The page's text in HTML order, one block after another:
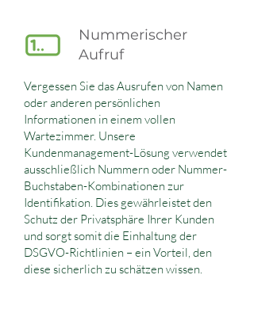
Nummerischer
Aufruf
Vergessen Sie das Ausrufen von Namen
oder anderen persönlichen
Informationen in einem vollen
Wartezimmer. Unsere
Kundenmanagement-Lösung verwendet
ausschließlich Nummern oder Nummer-
Buchstaben-Kombinationen zur
Identifikation. Dies gewährleistet den
Schutz der Privatsphäre Ihrer Kunden
und sorgt somit die Einhaltung der
DSGVO-Richtlinien – ein Vorteil, den
diese sicherlich zu schätzen wissen.